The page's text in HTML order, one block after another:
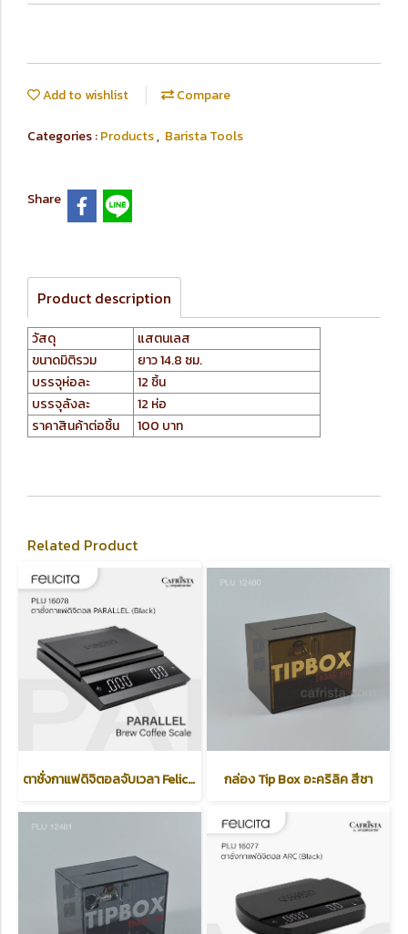
Add to wishlist Compare
Categories :Products, Barista Tools
Share
Product description
วัสดุ
แสตนเลส
ขนาดมิติรวม
ยาว 14.8 ซม.
บรรจุห่อละ
12 ชิ้น
บรรจุลังละ
12 ห่อ
ราคาสินค้าต่อชิ้น
100 บาท
Related Product
ตาชั่งกาแฟดิจิตอลจับเวลา Felicita รุ่น PARALLEL /Brew Coffee Scale/ Black กล่อง Tip Box อะคริลิค สีชา